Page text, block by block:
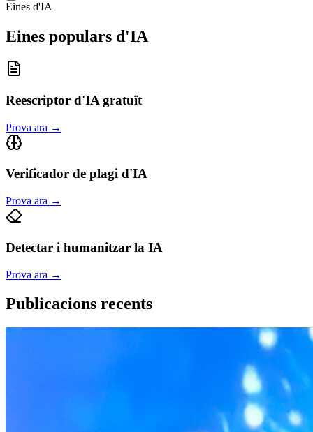
Eines d'IA
Eines populars d'IA
Reescriptor d'IA gratuït
Prova ara →
Verificador de plagi d'IA
Prova ara →
Detectar i humanitzar la IA
Prova ara →
Publicacions recents